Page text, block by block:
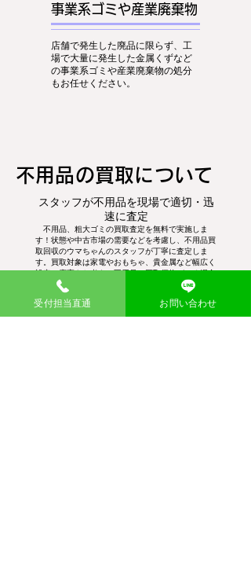
事業系ゴミや産業廃棄物
店舗で発生した廃品に限らず、工
場で大量に発生した金属くずなど
の事業系ゴミや産業廃棄物の処分
もお任せください。
​不用品の買取について
スタッフが不用品を現場で適切・迅
速に査定
不用品、粗大ゴミの買取査定を無料で実施しま
す！状態や中古市場の需要などを考慮し、不用品買
取回収のウマちゃんのスタッフが丁寧に査定しま
す。買取対象は家電やおもちゃ、貴金属など幅広く
設定。廃棄をお考えの不用品に買取価格がつく場合
がございます。
受付担当直通 お問い合わせ